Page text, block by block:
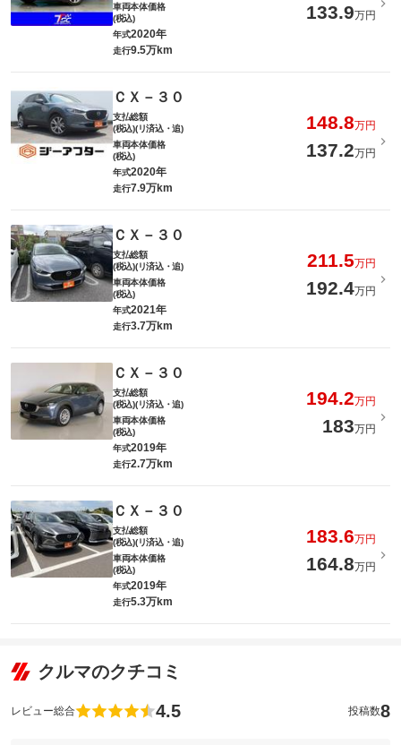
車両本体価格
(税込)
133.9万円
年式2020年
走行9.5万km
ＣＸ－３０
支払総額
(税込)(リ済込・追)
148.8万円
車両本体価格
(税込)
137.2万円
年式2020年
走行7.9万km
ＣＸ－３０
支払総額
(税込)(リ済込・追)
211.5万円
車両本体価格
(税込)
192.4万円
年式2021年
走行3.7万km
ＣＸ－３０
支払総額
(税込)(リ済込・追)
194.2万円
車両本体価格
(税込)
183万円
年式2019年
走行2.7万km
ＣＸ－３０
支払総額
(税込)(リ済込・追)
183.6万円
車両本体価格
(税込)
164.8万円
年式2019年
走行5.3万km
クルマのクチコミ
レビュー総合 4.5 投稿数8